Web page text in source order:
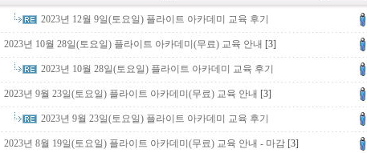
2023년 12월 9일(토요일) 플라이트 아카데미 교육 후기
2023년 10월 28일(토요일) 플라이트 아카데미(무료) 교육 안내 [3]
2023년 10월 28일(토요일) 플라이트 아카데미 교육 후기
2023년 9월 23일(토요일) 플라이트 아카데미(무료) 교육 안내 [3]
2023년 9월 23일(토요일) 플라이트 아카데미 교육 후기
2023년 8월 19일(토요일) 플라이트 아카데미(무료) 교육 안내 - 마감 [3]